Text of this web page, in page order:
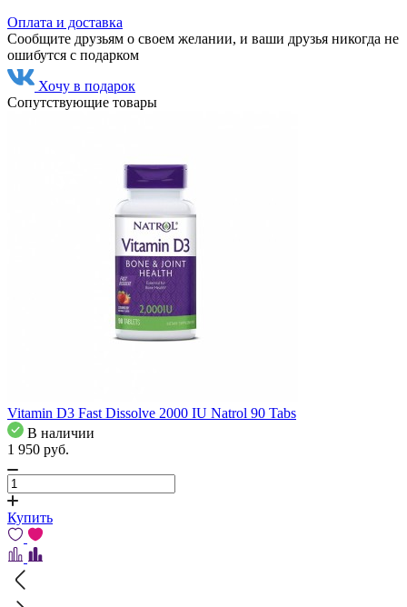
Оплата и доставка
Сообщите друзьям о своем желании, и ваши друзья никогда не
ошибутся с подарком
Хочу в подарок
Сопутствующие товары
Vitamin D3 Fast Dissolve 2000 IU Natrol 90 Tabs
В наличии
1 950 pуб.
Купить